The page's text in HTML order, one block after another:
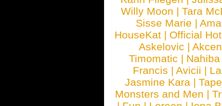
Willy Moon |Tara
Sisse Marie |
HouseKat | Official
Askelovic |
Timomatic | Nahiba
Francis | Avicii |
Jasmine Kara |
Monsters and Men |